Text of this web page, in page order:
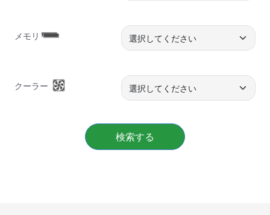
メモリ
クーラー
検索する